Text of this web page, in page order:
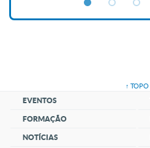
↑ TOPO
EVENTOS
FORMAÇÃO
NOTÍCIAS